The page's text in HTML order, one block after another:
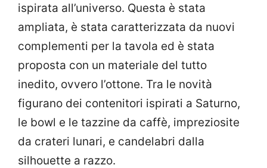
ispirata all’universo. Questa è stata
ampliata, è stata caratterizzata da nuovi
complementi per la tavola ed è stata
proposta con un materiale del tutto
inedito, ovvero l’ottone. Tra le novità
figurano dei contenitori ispirati a Saturno,
le bowl e le tazzine da caffè, impreziosite
da crateri lunari, e candelabri dalla
silhouette a razzo.